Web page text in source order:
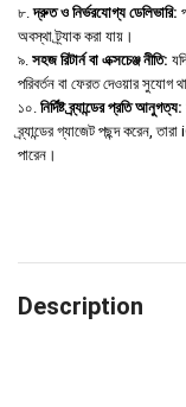
৮.দ্রুত ও নির্ভরযোগ্য ডেলিভারি:
অবস্থা ট্র্যাক করা যায়।
৯. সহজ রিটার্ন বা এক্সচেঞ্জ নীতি:
পরিবর্তন বা ফেরত দেওয়ার সুযোগ
১০. নির্দিষ্ট ব্র্যান্ডের প্রতি আনুগত্য:
ব্র্যান্ডের গ্যাজেট পছন্দ করেন,
পারেন।
Description